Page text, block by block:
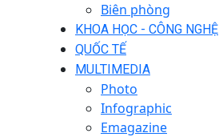
Biên phòng
KHOA HỌC - CÔNG NGHỆ
QUỐC TẾ
MULTIMEDIA
Photo
Infographic
Emagazine